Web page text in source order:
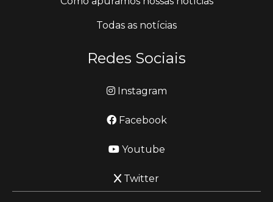
Todas as notícias
Redes Sociais
Instagram
Facebook
Youtube
Twitter